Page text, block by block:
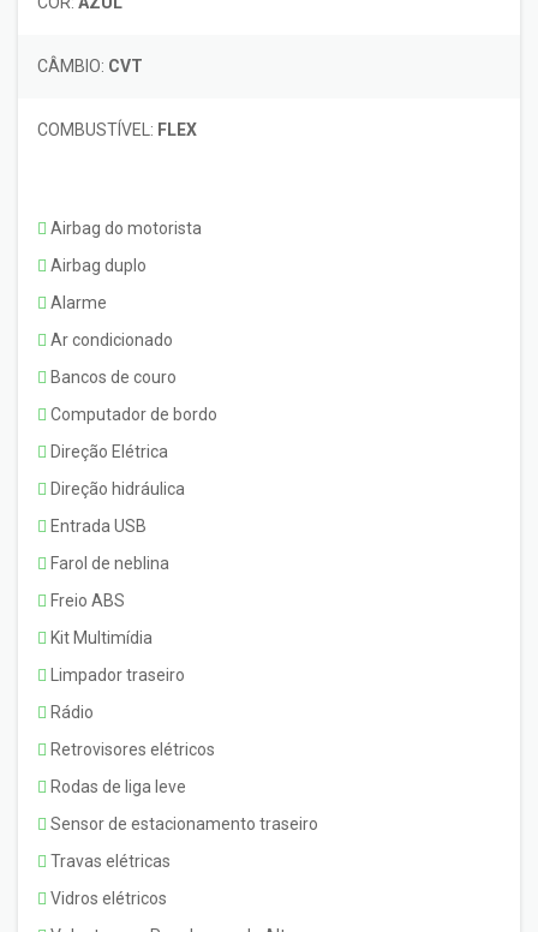
CÂMBIO: CVT
COMBUSTÍVEL: FLEX
Airbag do motorista
Airbag duplo
Alarme
Ar condicionado
Bancos de couro
Computador de bordo
Direção Elétrica
Direção hidráulica
Entrada USB
Farol de neblina
Freio ABS
Kit Multimídia
Limpador traseiro
Rádio
Retrovisores elétricos
Rodas de liga leve
Sensor de estacionamento traseiro
Travas elétricas
Vidros elétricos